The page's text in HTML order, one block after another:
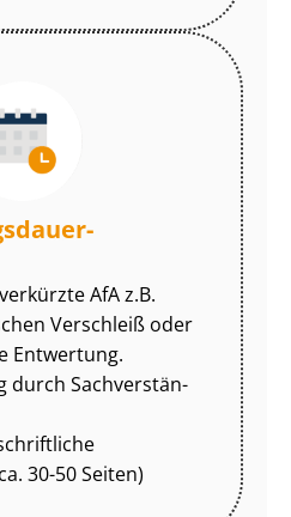
AfA z.B.
Verschleiß oder
Entwertung.
durch Sach­ver­stän­
30-50 Seiten)